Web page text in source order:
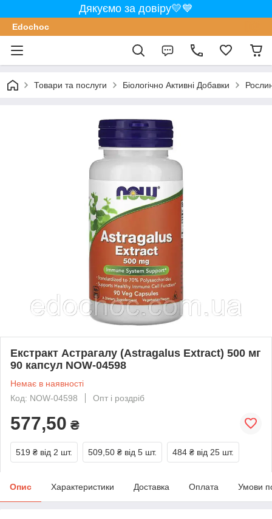
Дякуємо за довіру💛💙
Edochoс
Товари та послуги Біологічно Активні Добавки
Екстракт Астрагалу (Astragalus Extract) 500 мг
90 капсул NOW-04598
Немає в наявності
Код: NOW-04598
Опт і роздріб
577,50 ₴
519 ₴ від 2 шт. 509,50 ₴ від 5 шт. 484 ₴ від 25 шт.
Опис Характеристики Доставка Оплата Умови